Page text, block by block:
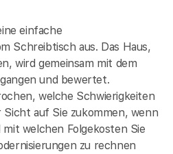
einfache
Schreibtisch aus. Das Haus,
wird gemeinsam mit dem
und bewertet.
welche Schwierigkeiten
Sicht auf Sie zukommen, wenn
mit welchen Folgekosten Sie
zu rechnen